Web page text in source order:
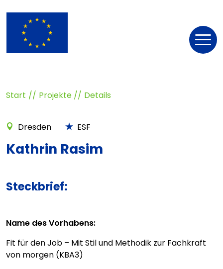
Start Projekte Details
Dresden ESF
Kathrin Rasim
Steckbrief:
Name des Vorhabens:
Fit für den Job – Mit Stil und Methodik zur Fachkraft
von morgen (KBA3)